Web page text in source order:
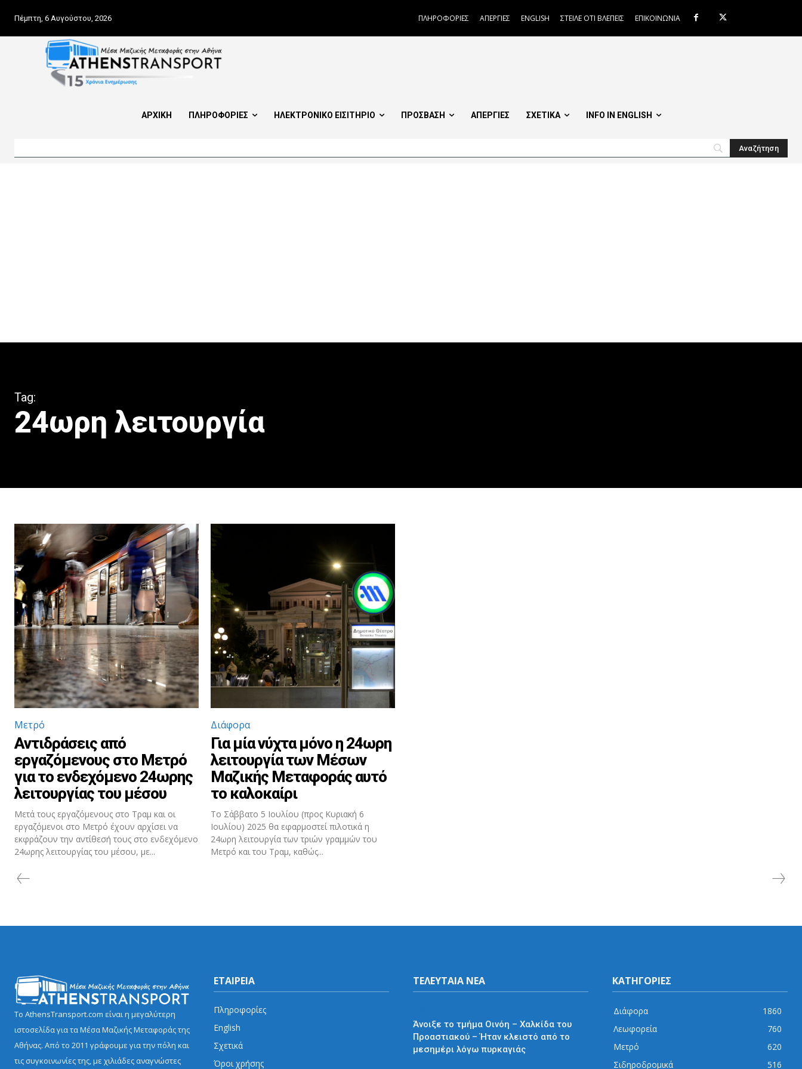
Πέμπτη, 6 Αυγούστου, 2026 ΠΛΗΡΟΦΟΡΙΕΣ ΑΠΕΡΓΙΕΣ ENGLISH ΣΤΕΙΛΕ ΟΤΙ ΒΛΕΠΕΙΣ ΕΠΙΚΟΙΝΩΝΙΑ
ΑΡΧΙΚΗ ΠΛΗΡΟΦΟΡΙΕΣ ΗΛΕΚΤΡΟΝΙΚΟ ΕΙΣΙΤΗΡΙΟ ΠΡΟΣΒΑΣΗ ΑΠΕΡΓΙΕΣ ΣΧΕΤΙΚΑ INFO IN ENGLISH
Tag:
24ωρη λειτουργία
Μετρό
Αντιδράσεις από
εργαζόμενους στο Μετρό
για το ενδεχόμενο 24ωρης
λειτουργίας του μέσου
Μετά τους εργαζόμενους στο Τραμ και οι
εργαζόμενοι στο Μετρό έχουν αρχίσει να
εκφράζουν την αντίθεσή τους στο ενδεχόμενο
24ωρης λειτουργίας του μέσου, με...
Διάφορα
Για μία νύχτα μόνο η 24ωρη
λειτουργία των Μέσων
Μαζικής Μεταφοράς αυτό
το καλοκαίρι
Το Σάββατο 5 Ιουλίου (προς Κυριακή 6
Ιουλίου) 2025 θα εφαρμοστεί πιλοτικά η
24ωρη λειτουργία των τριών γραμμών του
Μετρό και του Τραμ, καθώς...
Το AthensTransport.com είναι η μεγαλύτερη
ιστοσελίδα για τα Μέσα Μαζικής Μεταφοράς της
Αθήνας. Από το 2011 γράφουμε για την πόλη και
τις συγκοινωνίες της, με χιλιάδες αναγνώστες
ΕΤΑΙΡΕΙΑ
Πληροφορίες
English
Σχετικά
Όροι χρήσης
ΤΕΛΕΥΤΑΙΑ ΝΕΑ
Άνοιξε το τμήμα Οινόη – Χαλκίδα του
Προαστιακού – Ήταν κλειστό από το
μεσημέρι λόγω πυρκαγιάς
ΚΑΤΗΓΟΡΙΕΣ
Διάφορα
1860
Λεωφορεία
760
Μετρό
620
Σιδηροδρομικά
516